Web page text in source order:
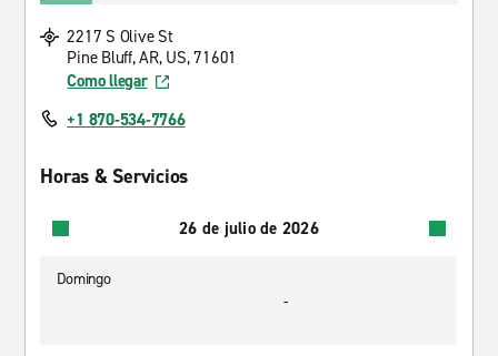
2217 S Olive St
Pine Bluff, AR, US, 71601
Como llegar
+1 870-534-7766
Horas & Servicios
26 de julio de 2026
Domingo
-